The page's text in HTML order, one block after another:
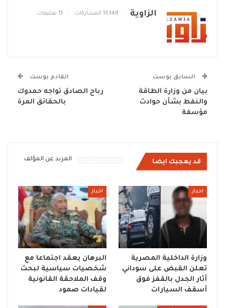
الزاوية 16348 المشاركات 15 تعليقات
السابق بوست
بيان من وزارة الطاقة
والنفط بشأن حوادث
مؤسفة
القادم بوست
رباح الصادق تواجه حمدوك
بالحقائق المرة
قد يعجبك ايضا المزيد عن المؤلف
اخبار
وزارة الداخلية المصرية
تعلن القبض على سوداني
أثار الجدل بالقفز فوق
أسقف السيارات
اخبار
البرهان يعقد اجتماعا مع
شخصيات سياسية لبحث
وقف الملاحقة القانونية
لقيادات صمود